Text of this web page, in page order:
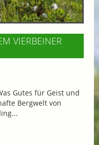
VIERBEINER
Gutes für Geist und
Bergwelt von